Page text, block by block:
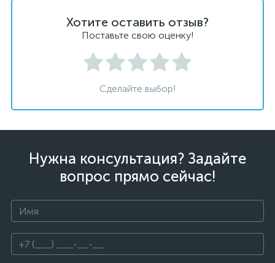
Хотите оставить отзыв?
Поставьте свою оценку!
Сделайте выбор!
Нужна консультация? Задайте
вопрос прямо сейчас!